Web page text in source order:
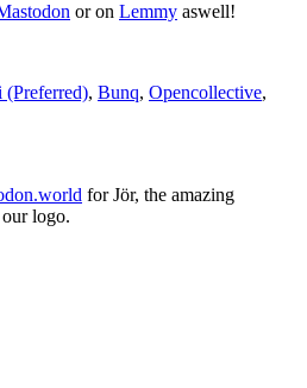
or on Lemmy aswell!
, Bunq, Opencollective,
for Jör, the amazing
logo.